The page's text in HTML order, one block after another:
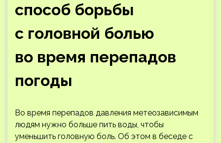
способ борьбы
с головной болью
во время перепадов
погоды
Во время перепадов давления метеозависимым
людям нужно больше пить воды, чтобы
уменьшить головную боль. Об этом в беседе с